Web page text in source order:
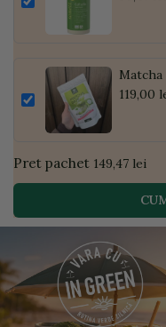
Pudră
119,00
Pret pachet 149,47 lei